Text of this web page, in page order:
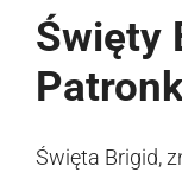
Święty
Święta Brigid,